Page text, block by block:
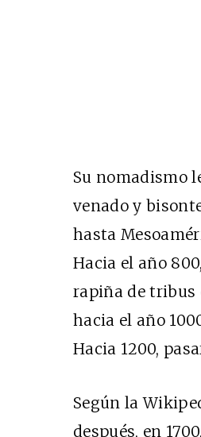
Su nomadismo
venado y
hasta
Hacia el año
rapiña de tribus
hacia el año
Hacia 1200,
Según la
después, en